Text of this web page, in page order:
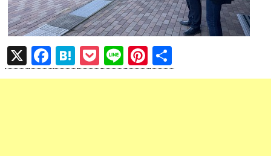
X
F
a
H
at
P
o
Li
n
Pi
nt 有